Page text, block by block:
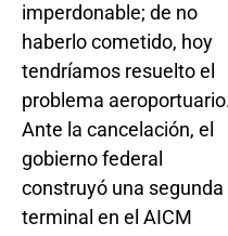
imperdonable; de no
haberlo cometido, hoy
tendríamos resuelto el
problema
Ante la cancelación, el
gobierno federal
construyó una segunda
terminal en el AICM